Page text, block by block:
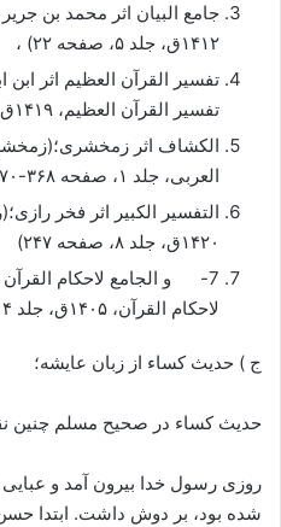
جامع البیان اثر محمد بن
۱۴۱۲ق، جلد ۵، صفحه ۲۲) ،
تفسیر القرآن العظیم اثر ابن
تفسیر القرآن العظیم، ۱۴۱۹ق، جلد ۹، صفحه ۳۱۳۳)
الکشاف اثر
العربی، جلد ۱، صفحه ۳۶۸-۳۷۰)
التفسیر الکبیر اثر فخر
۱۴۲۰ق، جلد ۸، صفحه ۲۴۷)
7- و الجامع لاحکام
لاحکام القرآن، ۱۴۰۵ق، جلد ۱۴، صفحه ۱۸۳)
ج ) حدیث کساء از زبان عایشه؛
حدیث کساء در صحیح مسلم چنین
روزی رسول خدا بیرون آمد و
شده بود، بر دوش داشت. ابتدا حسن